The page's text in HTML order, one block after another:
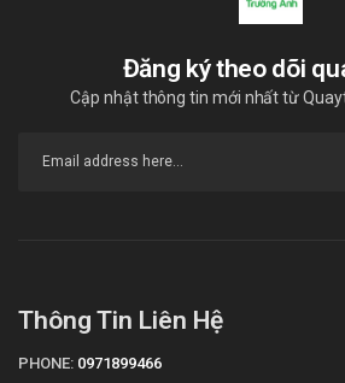
Đăng ký theo dõi
Cập nhật thông tin mới nhất từ
Thông Tin Liên Hệ
PHONE: 0971899466